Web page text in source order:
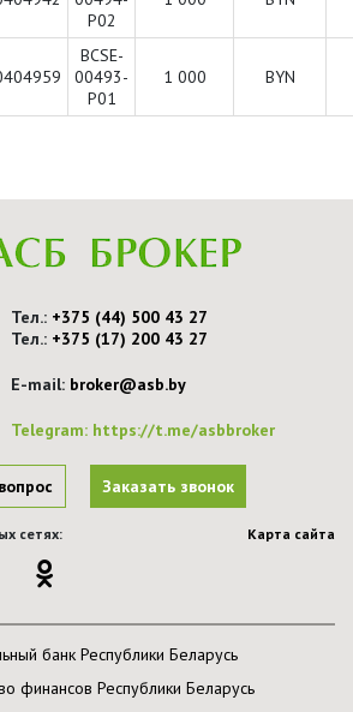
P02
BCSE-
00493-
P01
1 000 BYN
Тел.: +375 (44) 500 43 27
Тел.: +375 (17) 200 43 27
E-mail: broker@asb.by
Telegram: https://t.me/asbbroker
Заказать звонок
сетях: Карта сайта
банк Республики Беларусь
финансов Республики Беларусь